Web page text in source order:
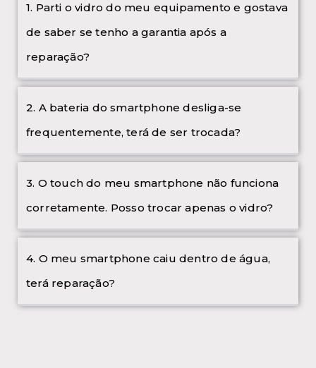
1. Parti o vidro do meu equipamento e gostava
de saber se tenho a garantia após a
reparação?
2. A bateria do smartphone desliga-se
frequentemente, terá de ser trocada?
3. O touch do meu smartphone não funciona
corretamente. Posso trocar apenas o vidro?
4. O meu smartphone caiu dentro de água,
terá reparação?